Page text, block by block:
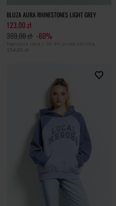
BLUZA AURA RHINESTONES LIGHT GREY
123,00 zł
309,00 zł -60%
Najniższa cena z 30 dni przed obniżką
154,00 zł